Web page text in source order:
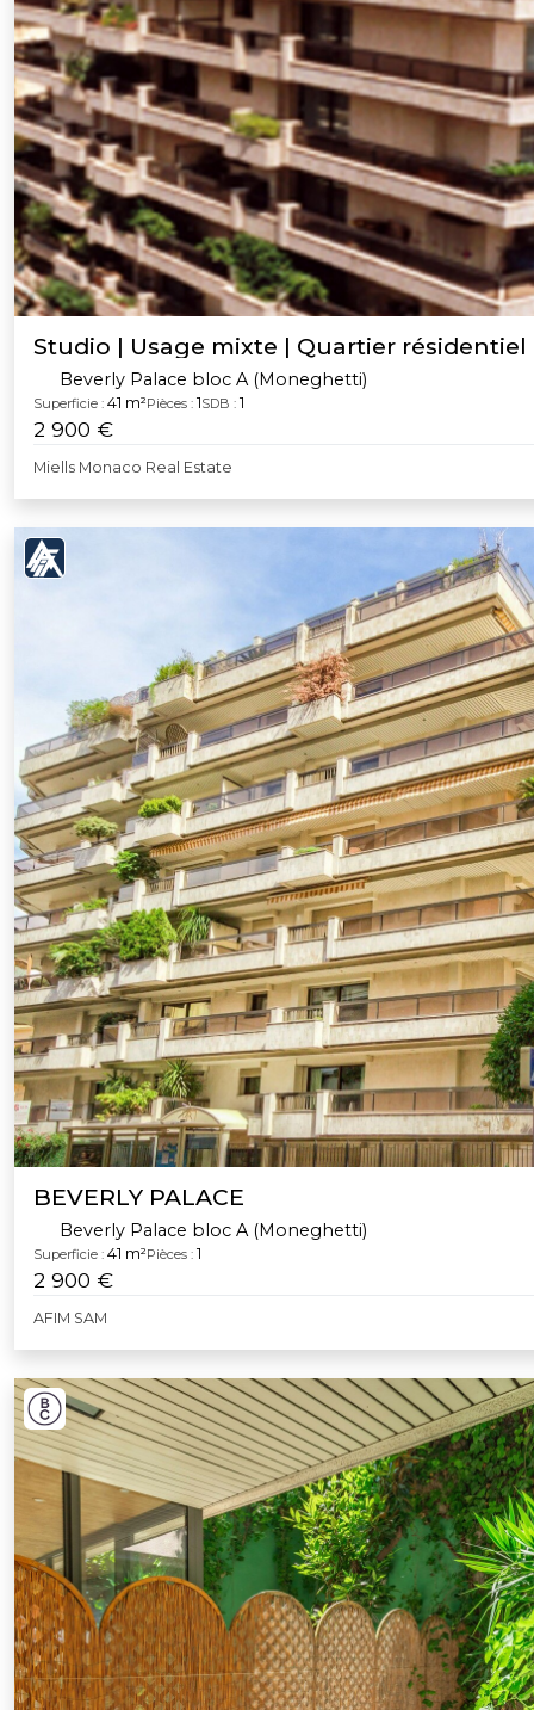
Studio | Usage mixte | Quartier résidentiel
Beverly Palace bloc A (Moneghetti)
Superficie : 41 m²Pièces : 1SDB : 1
2 900 €
Miells Monaco Real Estate
BEVERLY PALACE
Beverly Palace bloc A (Moneghetti)
Superficie : 41 m²Pièces : 1
2 900 €
AFIM SAM